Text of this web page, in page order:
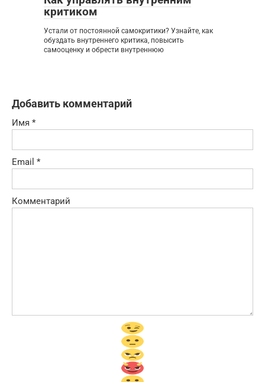
критиком
Устали от постоянной самокритики? Узнайте, как
обуздать внутреннего критика, повысить
самооценку и обрести внутреннюю
Добавить комментарий
Имя *
Email *
Комментарий